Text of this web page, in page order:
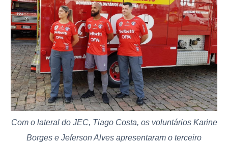
Com o lateral do JEC, Tiago Costa, os voluntários Karine
Borges e Jeferson Alves apresentaram o terceiro